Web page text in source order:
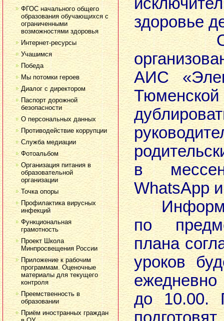
ФГОС начального общего
образования обучающихся с
ограниченными
возможностями здоровья
Интернет-ресурсы
Учашимся
Победа
Мы потомки героев
Диалог с директором
Паспорт дорожной
безопасности
О персональных данных
Противодействие коррупции
Служба медиации
Фотоальбом
Организация питания в
образовательной
организации
Точка опоры
Профилактика вирусных
инфекций
Функциональная
грамотность
Проект Школа
Минпросвещения России
Приложение к рабочим
программам. Оценочные
материалы для текущего
контроля
Преемственность в
образовании
Приём иностранных граждан
здоровье
АИС
в
WhatsApp
по
плана
уроков
до 10.00.